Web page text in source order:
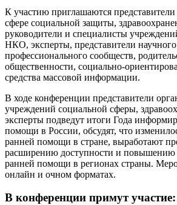
К участию приглашаются представители
сфере социальной защиты,
руководители и специалисты
НКО, эксперты, представители
профессионального сообществ,
общественности, социально-
средства массовой информации.
В ходе конференции представители
учреждений социальной сферы,
эксперты подведут итоги Года
помощи в России, обсудят, что
ранней помощи в стране, выработают
расширению доступности и повышению
ранней помощи в регионах страны.
онлайн и очном форматах.
В конференции примут участие: